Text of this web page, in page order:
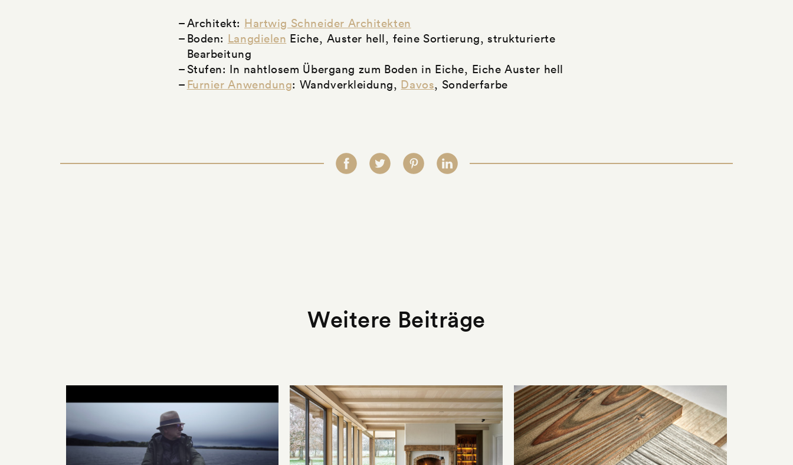
Architekt: Hartwig Schneider Architekten
Boden: Langdielen Eiche, Auster hell, feine Sortierung, strukturierte
Bearbeitung
Stufen: In nahtlosem Übergang zum Boden in Eiche, Eiche Auster hell
Furnier Anwendung: Wandverkleidung, Davos, Sonderfarbe
Weitere Beiträge